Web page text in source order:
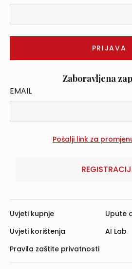
Zaboravljena
EMAIL
Uvjeti kupnje
Uvjeti korištenja
Pravila zaštite privatnosti
Upute
AI Lab